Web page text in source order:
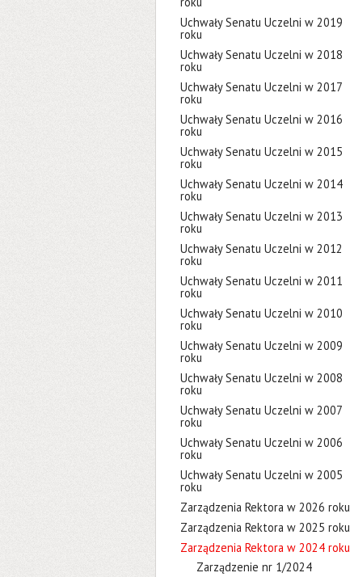
Uchwały Senatu Uczelni w 2019
roku
Uchwały Senatu Uczelni w 2018
roku
Uchwały Senatu Uczelni w 2017
roku
Uchwały Senatu Uczelni w 2016
roku
Uchwały Senatu Uczelni w 2015
roku
Uchwały Senatu Uczelni w 2014
roku
Uchwały Senatu Uczelni w 2013
roku
Uchwały Senatu Uczelni w 2012
roku
Uchwały Senatu Uczelni w 2011
roku
Uchwały Senatu Uczelni w 2010
roku
Uchwały Senatu Uczelni w 2009
roku
Uchwały Senatu Uczelni w 2008
roku
Uchwały Senatu Uczelni w 2007
roku
Uchwały Senatu Uczelni w 2006
roku
Uchwały Senatu Uczelni w 2005
roku
Zarządzenia Rektora w 2026 roku
Zarządzenia Rektora w 2025 roku
Zarządzenia Rektora w 2024 roku
Zarządzenie nr 1/2024